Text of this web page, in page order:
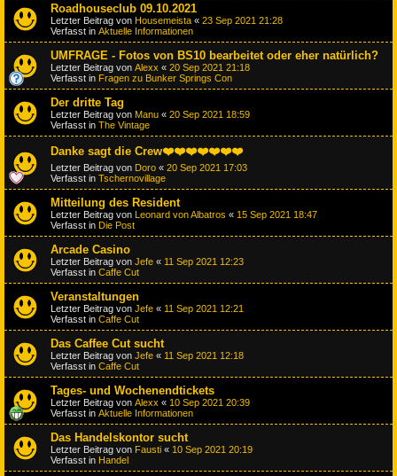
Roadhouseclub 09.10.2021
Letzter Beitrag von Housemeista « 23 Sep 2021 21:28
Verfasst in Aktuelle Informationen
UMFRAGE - Fotos von BS10 bearbeitet oder eher natürlich?
Letzter Beitrag von Alexx « 20 Sep 2021 21:18
Verfasst in Fragen zu Bunker Springs Con
Der dritte Tag
Letzter Beitrag von Manu « 20 Sep 2021 18:59
Verfasst in The Vintage
Danke sagt die Crew❤️❤️❤️❤️❤️❤️❤️
Letzter Beitrag von Doro « 20 Sep 2021 17:03
Verfasst in Tschernovillage
Mitteilung des Resident
Letzter Beitrag von Leonard von Albatros « 15 Sep 2021 18:47
Verfasst in Die Post
Arcade Casino
Letzter Beitrag von Jefe « 11 Sep 2021 12:23
Verfasst in Caffe Cut
Veranstaltungen
Letzter Beitrag von Jefe « 11 Sep 2021 12:21
Verfasst in Caffe Cut
Das Caffee Cut sucht
Letzter Beitrag von Jefe « 11 Sep 2021 12:18
Verfasst in Caffe Cut
Tages- und Wochenendtickets
Letzter Beitrag von Alexx « 10 Sep 2021 20:39
Verfasst in Aktuelle Informationen
Das Handelskontor sucht
Letzter Beitrag von Fausti « 10 Sep 2021 20:19
Verfasst in Handel